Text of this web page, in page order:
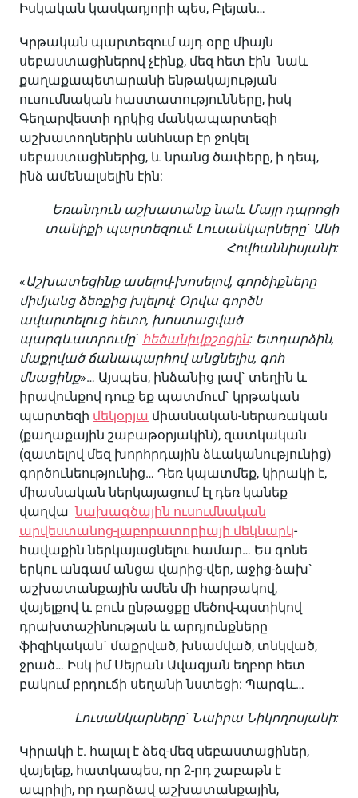
Իսկական կասկադյորի պես, Բլեյան…
Կրթական պարտեզում այդ օրը միայն
սեբաստացիներով չէինք, մեզ հետ էին նաև
քաղաքապետարանի ենթակայության
ուսումնական հաստատությունները, իսկ
Գեղարվեստի դրկից մանկապարտեզի
աշխատողներին անհնար էր ջոկել
սեբաստացիներից, և նրանց ծափերը, ի դեպ,
ինձ ամենալսելին էին:
Եռանդուն աշխատանք նաև Մայր դպրոցի
տանիքի պարտեզում: Լուսանկարները` Անի
Հովհաննիսյանի:
«Աշխատեցինք ասելով-խոսելով, գործիքները
միմյանց ձեռքից խլելով: Օրվա գործն
ավարտելուց հետո, խոստացված
պարգևատրումը` հեծանիվքշոցին: Ետդարձին,
մաքրված ճանապարհով անցնելիս, գոհ
մնացինք»… Այսպես, ինձանից լավ` տեղին և
իրավունքով դուք եք պատմում` կրթական
պարտեզի մեկօրյա միասնական-ներառական
(քաղաքային շաբաթօրյակին), զատկական
(զատելով մեզ խորհրդային ձևականությունից)
գործունեությունից… Դեռ կպատմեք, կիրակի է,
միասնական ներկայացում էլ դեռ կանեք
վաղվանախագծային ուսումնական
արվեստանոց-լաբորատորիայի մեկնարկ-
հավաքին ներկայացնելու համար… Ես գոնե
երկու անգամ անցա վարից-վեր, աջից-ձախ`
աշխատանքային ամեն մի հարթակով,
վայելքով և բուն ընթացքը մեծով-պստիկով
դրախտաշինության և արդյունքները
ֆիզիկական` մաքրված, խնամված, տնկված,
ջրած… Իսկ իմ Սեյրան Ավագյան եղբոր հետ
բակում բրդուճի սեղանի նստեցի: Պարգև…
Լուսանկարները` Նաիրա Նիկողոսյանի:
Կիրակի է. հալալ է ձեզ-մեզ սեբաստացիներ,
վայելեք, հատկապես, որ 2-րդ շաբաթն է
ապրիլի, որ դարձավ աշխատանքային,